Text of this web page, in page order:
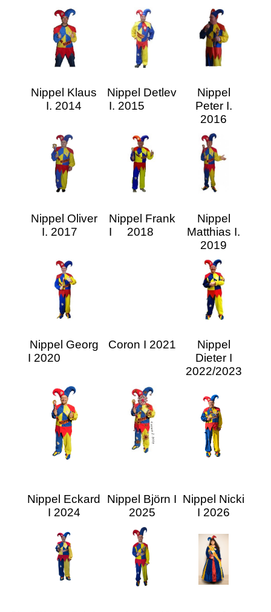
Nippel Klaus
I. 2014
Nippel Detlev
I. 2015
Nippel
Peter I.
2016
Nippel Oliver
I. 2017
Nippel Frank
I 2018
Nippel
Matthias I.
2019
Nippel Georg
I 2020
Coron I 2021
Nippel
Dieter I
2022/2023
Nippel Eckard
I 2024
Nippel Björn I
2025
Nippel Nicki
I 2026